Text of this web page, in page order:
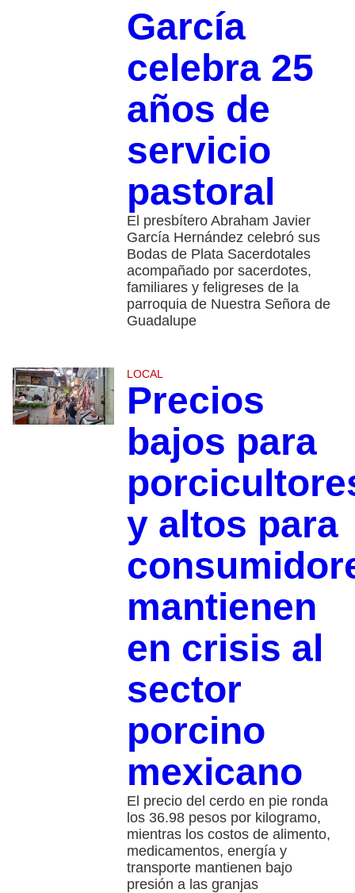
García
celebra 25
años de
servicio
pastoral
El presbítero Abraham Javier
García Hernández celebró sus
Bodas de Plata Sacerdotales
acompañado por sacerdotes,
familiares y feligreses de la
parroquia de Nuestra Señora de
Guadalupe
LOCAL
Precios
bajos para
y altos para
mantienen
en crisis al
sector
porcino
mexicano
El precio del cerdo en pie ronda
los 36.98 pesos por kilogramo,
mientras los costos de alimento,
medicamentos, energía y
transporte mantienen bajo
presión a las granjas